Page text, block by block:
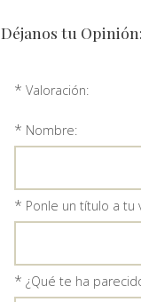
Déjanos tu Opinión:
* Valoración:
* Nombre:
* Ponle un título a tu
* ¿Qué te ha